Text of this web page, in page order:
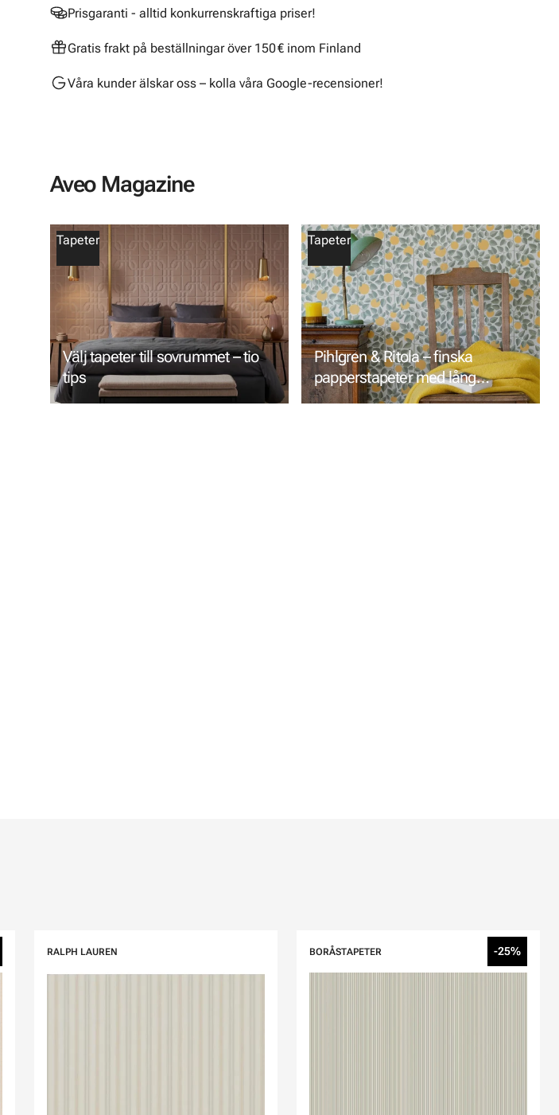
Prisgaranti - alltid konkurrenskraftiga priser!
Gratis frakt på beställningar över 150 € inom Finland
Våra kunder älskar oss – kolla våra Google-recensioner!
Aveo Magazine
Tapeter
Välj tapeter till sovrummet – tio
tips
Tapeter
Pihlgren & Ritola – finska
papperstapeter med lång
tradition
RALPH LAUREN BORÅSTAPETER -25%